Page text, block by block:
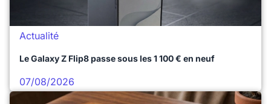
Actualité
Le Galaxy Z Flip8 passe sous les 1 100 € en neuf
07/08/2026